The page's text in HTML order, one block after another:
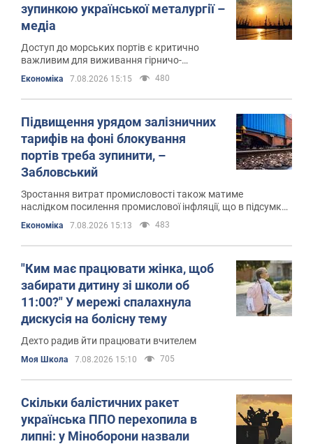
зупинкою української металургії –
медіа
Доступ до морських портів є критично
важливим для виживання гірничо-
металургійної галузі
Економіка 7.08.2026 15:15 480
Підвищення урядом залізничних
тарифів на фоні блокування
портів треба зупинити, –
Забловський
Зростання витрат промисловості також матиме
наслідком посилення промислової інфляції, що в підсумку
позначиться на вартості товарів для кінцевих споживачів
Економіка 7.08.2026 15:13 483
"Ким має працювати жінка, щоб
забирати дитину зі школи об
11:00?" У мережі спалахнула
дискусія на болісну тему
Дехто радив йти працювати вчителем
Моя Школа 7.08.2026 15:10 705
Скільки балістичних ракет
українська ППО перехопила в
липні: у Міноборони назвали